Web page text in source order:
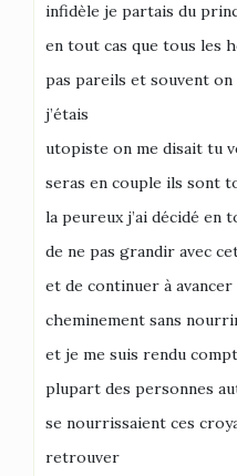
infidèle je partais du
en tout cas que tous les
pas pareils et souvent on
j’étais
utopiste on me disait tu
seras en couple ils sont
la peureux j’ai décidé en
de ne pas grandir avec
et de continuer à
cheminement sans
et je me suis rendu
plupart des personnes
se nourrissaient ces
retrouver